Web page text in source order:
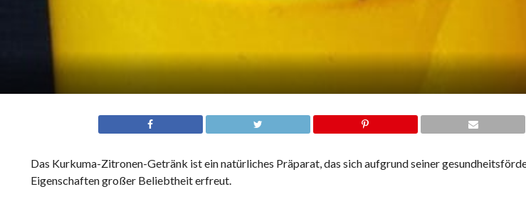
Das Kurkuma-Zitronen-Getränk ist ein natürliches Präparat, das sich aufgrund seiner
Eigenschaften großer Beliebtheit erfreut.